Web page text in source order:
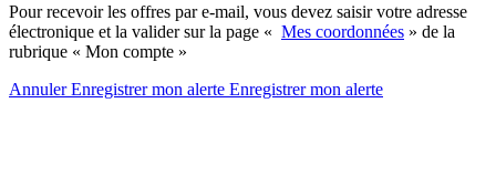
Pour recevoir les offres par e-mail, vous devez saisir votre adresse
électronique et la valider sur la page « Mes coordonnées » de la
rubrique « Mon compte »
AnnulerEnregistrer mon alerte Enregistrermon alerte